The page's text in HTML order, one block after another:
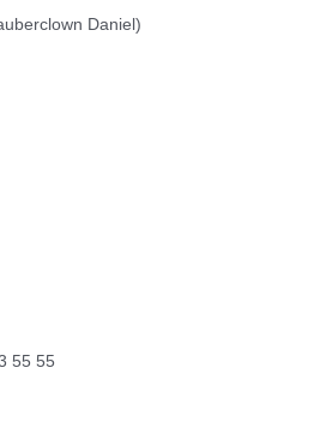
Daniel)
55 55